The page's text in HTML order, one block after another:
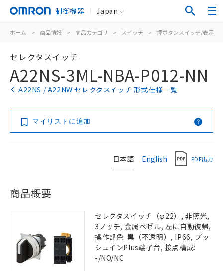
制御機器 Japan
ホーム > 商品情報 > 商品カテゴリ > スイッチ > 押ボタンスイッチ/表示灯
セレクタスイッチ
A22NS-3ML-NBA-P012-NN
A22NS / A22NW セレクタスイッチ 形式仕様一覧
マイリストに追加
日本語 English PDF出力
商品概要
セレクタスイッチ（φ22）, 非照光,
3ノッチ, 金属ベゼル, 左に自動復帰,
操作部色: 黒（不透明）, IP66, プッ
シュインPlus端子台, 接点構成:
-/NO/NC